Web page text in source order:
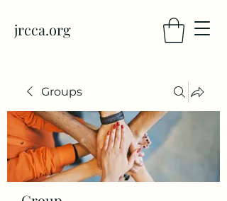
jrcca.org
Groups